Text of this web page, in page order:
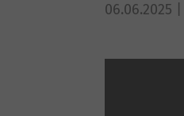
06.06.2025